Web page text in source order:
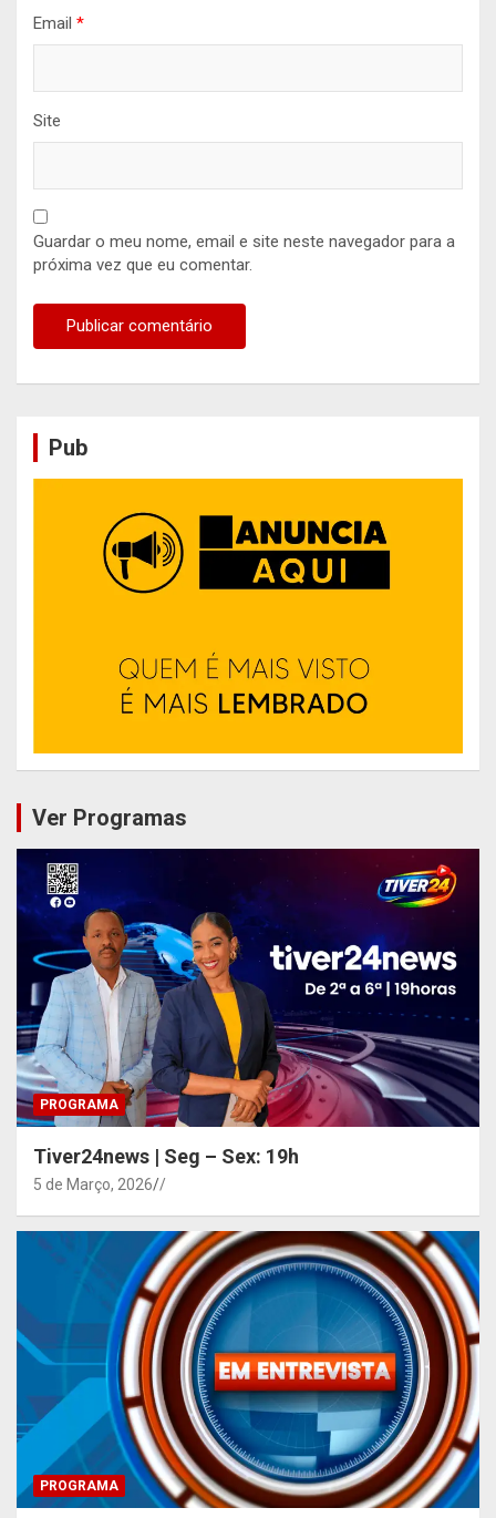
Email *
Site
Guardar o meu nome, email e site neste navegador para a
próxima vez que eu comentar.
Pub
Ver Programas
PROGRAMA
Tiver24news | Seg – Sex: 19h
5 de Março, 2026 /
PROGRAMA